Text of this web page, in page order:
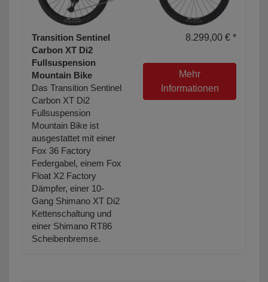
Transition Sentinel
Carbon XT Di2
Fullsuspension
Mountain Bike
Das Transition Sentinel
Carbon XT Di2
Fullsuspension
Mountain Bike ist
ausgestattet mit einer
Fox 36 Factory
Federgabel, einem Fox
Float X2 Factory
Dämpfer, einer 10-
Gang Shimano XT Di2
Kettenschaltung und
einer Shimano RT86
Scheibenbremse.
8.299,00 € *
Mehr
Informationen